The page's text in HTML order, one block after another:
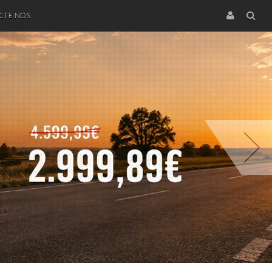
NOS